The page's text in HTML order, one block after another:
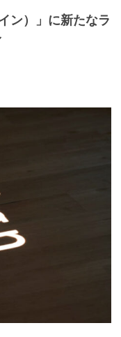
ン）」に新たなラ